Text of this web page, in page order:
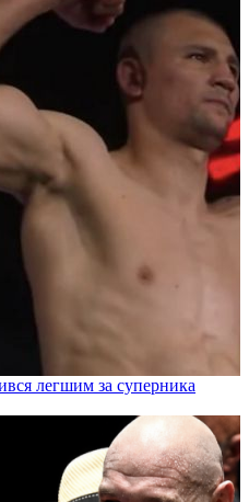
легшим за суперника